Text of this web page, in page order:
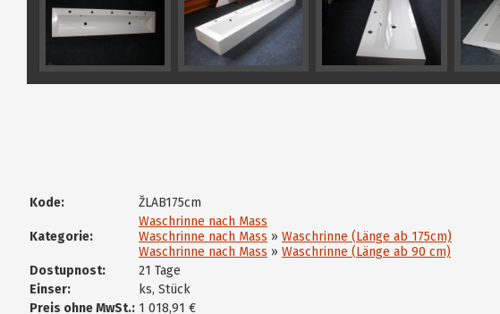
Kode: ŽLAB175cm
Kategorie:
Waschrinne nach Mass
Waschrinne nach Mass » Waschrinne (Länge ab 175cm)
Waschrinne nach Mass » Waschrinne (Länge ab 90 cm)
Dostupnost:
21 Tage
Einser:
ks, Stück
Preis ohne MwSt.: 1 018,91 €